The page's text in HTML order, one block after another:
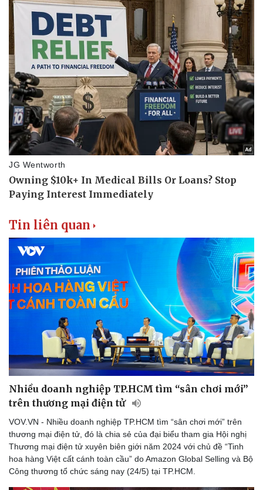
Dinh dưỡng - món ngon
Cây thuốc
Sản phụ khoa
Nhi khoa
Nam khoa
Làm đẹp - giảm cân
Phòng mạch online
Ăn sạch sống khỏe
Đời sống
Nhà đẹp
Blog
Tình yêu - Gia đình
Tin liên quan
Nhiều doanh nghiệp TP.HCM tìm “sân chơi mới”
trên thương mại điện tử
VOV.VN - Nhiều doanh nghiệp TP.HCM tìm “sân chơi mới” trên
thương mại điện tử, đó là chia sẻ của đại biểu tham gia Hội nghị
Thương mại điện tử xuyên biên giới năm 2024 với chủ đề “Tinh
hoa hàng Việt cất cánh toàn cầu” do Amazon Global Selling và Bộ
Công thương tổ chức sáng nay (24/5) tại TP.HCM.